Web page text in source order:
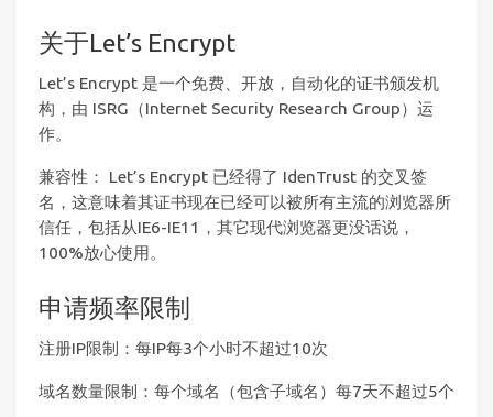
关于Let’s Encrypt
Let’s Encrypt 是一个免费、开放，自动化的证书颁发机
构，由 ISRG（Internet Security Research Group）运
作。
兼容性： Let’s Encrypt 已经得了 IdenTrust 的交叉签
名，这意味着其证书现在已经可以被所有主流的浏览器所
信任，包括从IE6-IE11，其它现代浏览器更没话说，
100%放心使用。
申请频率限制
注册IP限制：每IP每3个小时不超过10次
域名数量限制：每个域名（包含子域名）每7天不超过5个